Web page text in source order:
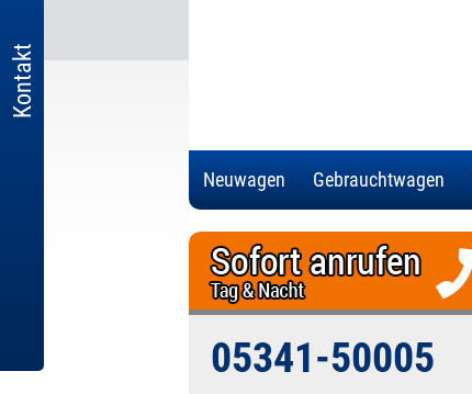
Kontakt
Neuwagen Gebrauchtwagen
05341-50005